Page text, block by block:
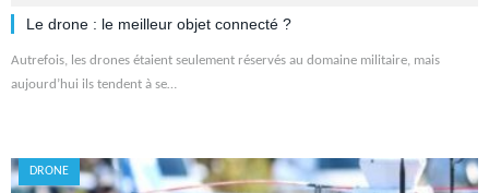
Le drone : le meilleur objet connecté ?
Autrefois, les drones étaient seulement réservés au domaine militaire, mais
aujourd’hui ils tendent à se…
DRONE